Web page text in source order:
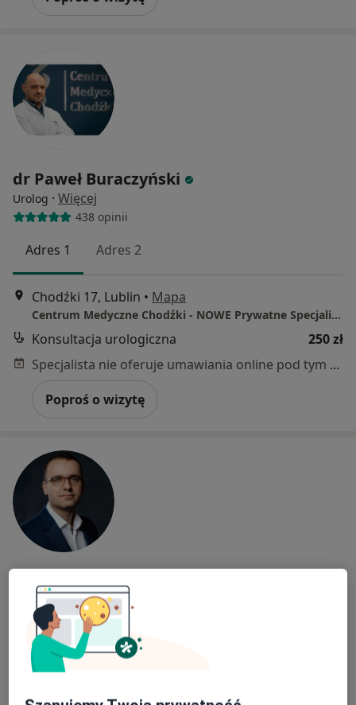
dr Paweł Buraczyński
Urolog · Więcej
438 opinii
Adres 1 Adres 2
Chodźki 17, Lublin • Mapa
Centrum Medyczne Chodźki - NOWE Prywatne Specjalistyczne Gabinety Lekarskie
Konsultacja urologiczna
250 zł
Specjalista nie oferuje umawiania online pod tym adresem.
Poproś o wizytę
lek. Adrian Abramczyk
Urolog, Androlog·Więcej
256 opinii
Adres 1 Adres 2
Chodźki 17, Lublin• Mapa